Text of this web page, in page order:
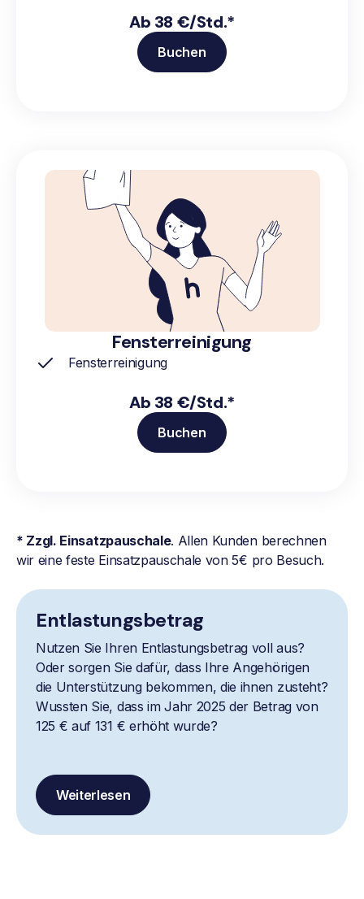
Ab 38 €/Std.*
Buchen
Fensterreinigung
Fensterreinigung
Ab 38 €/Std.*
Buchen
* Zzgl. Einsatzpauschale. Allen Kunden berechnen
wir eine feste Einsatzpauschale von 5€ pro Besuch.
Entlastungsbetrag
Nutzen Sie Ihren Entlastungsbetrag voll aus?
Oder sorgen Sie dafür, dass Ihre Angehörigen
die Unterstützung bekommen, die ihnen zusteht?
Wussten Sie, dass im Jahr 2025 der Betrag von
125 € auf 131 € erhöht wurde?
Weiterlesen